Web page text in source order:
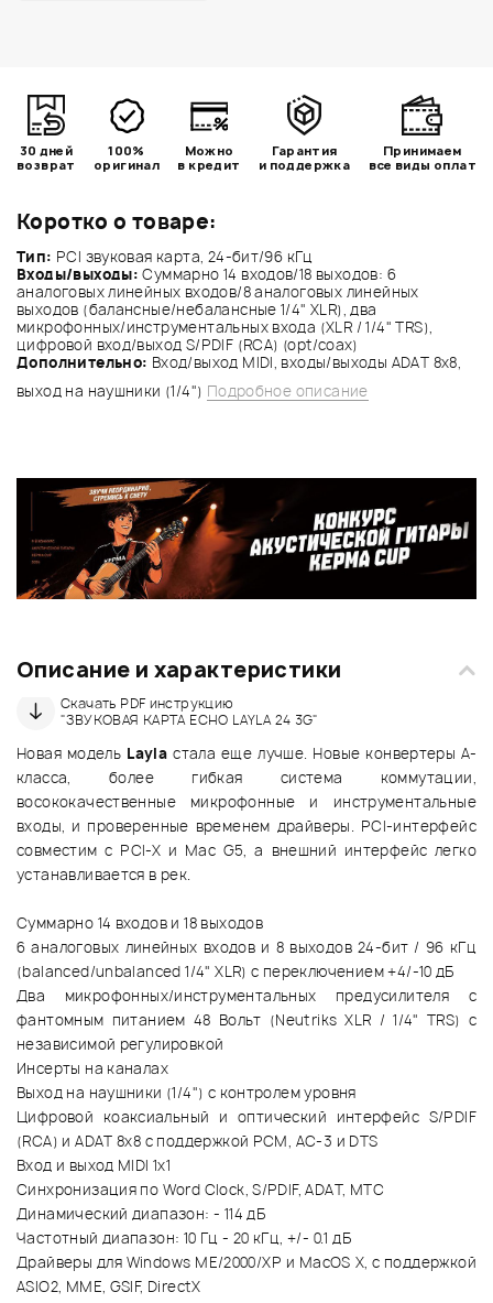
Коротко о товаре:
Тип: PCI звуковая карта, 24-бит/96 кГц
Входы/выходы: Суммарно 14 входов/18 выходов: 6
аналоговых линейных входов/8 аналоговых линейных
выходов (балансные/небалансные 1/4" XLR), два
микрофонных/инструментальных входа (XLR / 1/4" TRS),
цифровой вход/выход S/PDIF (RCA) (opt/coax)
Дополнительно: Вход/выход MIDI, входы/выходы ADAT 8x8,
выход на наушники (1/4") Подробное описание
30 дней
возврат
100%
оригинал
Можно
в кредит
Гарантия
и поддержка
Принимаем
все виды оплат
Описание и характеристики
Скачать PDF инструкцию
"ЗВУКОВАЯ КАРТА ECHO LAYLA 24 3G"
Новая модель Layla стала еще лучше. Новые конвертеры A-
класса, более гибкая система коммутации,
восококачественные микрофонные и инструментальные
входы, и проверенные временем драйверы. PCI-интерфейс
совместим с PCI-X и Mac G5, а внешний интерфейс легко
устанавливается в рек.
Суммарно 14 входов и 18 выходов
6 аналоговых линейных входов и 8 выходов 24-бит / 96 кГц
(balanced/unbalanced 1/4" XLR) c переключением +4/-10 дБ
Два микрофонных/инструментальных предусилителя c
фантомным питанием 48 Вольт (Neutriks XLR / 1/4" TRS) c
независимой регулировкой
Инсерты на каналах
Выход на наушники (1/4") с контролем уровня
Цифровой коаксиальный и оптический интерфейс S/PDIF
(RCA) и ADAT 8x8 с поддержкой PCM, AC-3 и DTS
Вход и выход MIDI 1х1
Синхронизация по Word Clock, S/PDIF, ADAT, MTC
Динамический диапазон: - 114 дБ
Частотный диапазон: 10 Гц - 20 кГц, +/- 0.1 дБ
Драйверы для Windows ME/2000/XP и MacOS X, с поддержкой
ASIO2, MME, GSIF, DirectX